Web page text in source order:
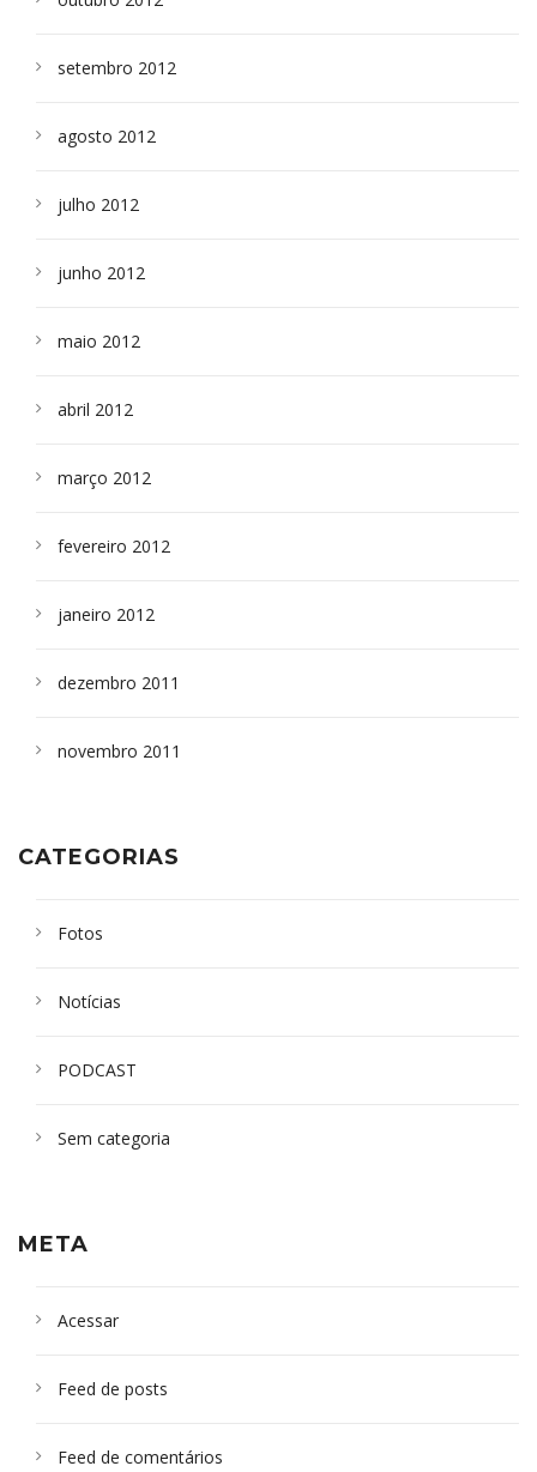
setembro 2012
agosto 2012
julho 2012
junho 2012
maio 2012
abril 2012
março 2012
fevereiro 2012
janeiro 2012
dezembro 2011
novembro 2011
CATEGORIAS
Fotos
Notícias
PODCAST
Sem categoria
META
Acessar
Feed de posts
Feed de comentários